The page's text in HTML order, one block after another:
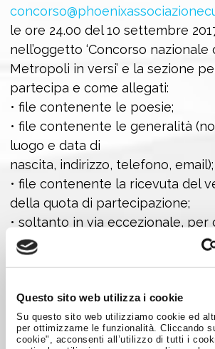
Questo sito web utilizza i cookie
Su questo sito web utilizziamo cookie ed
per ottimizzarne le funzionalità. Cliccando
cookie", acconsenti all’utilizzo di tutti i
le ore 24.00 del 10 settembre
nell’oggetto ‘Concorso nazionale
Metropoli in versi’ e la sezione
partecipa e come allegati:
• file contenente le poesie;
• file contenente le generalità
luogo e data di
nascita, indirizzo, telefono, email);
• file contenente la ricevuta del
della quota di partecipazione;
• soltanto in via eccezionale, per
potesse spedire via email, è
unica copia, con i dati personali
quota di partecipazione, al
Phoenix associazione culturale,
Pertile 5, 00168 Roma. In tal